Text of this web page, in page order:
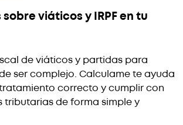
viáticos y IRPF en tu
de viáticos y partidas para
ser complejo. Calculame te ayuda
correcto y cumplir con
tributarias de forma simple y